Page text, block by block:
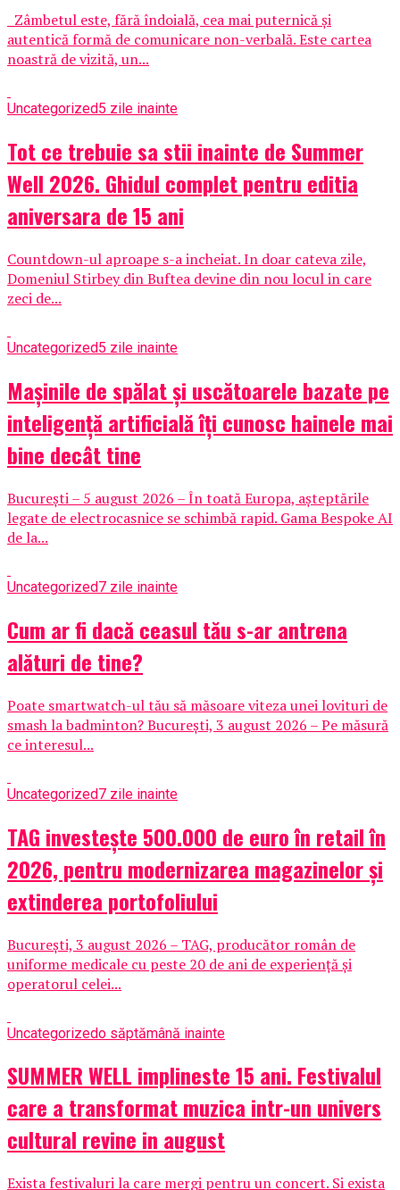
Zâmbetul este, fără îndoială, cea mai puternică și
autentică formă de comunicare non-verbală. Este cartea
noastră de vizită, un...
Uncategorized5 zile inainte
Tot ce trebuie sa stii inainte de Summer
Well 2026. Ghidul complet pentru editia
aniversara de 15 ani
Countdown-ul aproape s-a incheiat. In doar cateva zile,
Domeniul Stirbey din Buftea devine din nou locul in care
zeci de...
Uncategorized5 zile inainte
Mașinile de spălat și uscătoarele bazate pe
inteligență artificială îți cunosc hainele mai
bine decât tine
București – 5 august 2026 – În toată Europa, așteptările
legate de electrocasnice se schimbă rapid. Gama Bespoke AI
de la...
Uncategorized7 zile inainte
Cum ar fi dacă ceasul tău s-ar antrena
alături de tine?
Poate smartwatch-ul tău să măsoare viteza unei lovituri de
smash la badminton? București, 3 august 2026 – Pe măsură
ce interesul...
Uncategorized7 zile inainte
TAG investește 500.000 de euro în retail în
2026, pentru modernizarea magazinelor și
extinderea portofoliului
București, 3 august 2026 – TAG, producător român de
uniforme medicale cu peste 20 de ani de experiență și
operatorul celei...
Uncategorizedo săptămână inainte
SUMMER WELL implineste 15 ani. Festivalul
care a transformat muzica intr-un univers
cultural revine in august
Exista festivaluri la care mergi pentru un concert. Si exista